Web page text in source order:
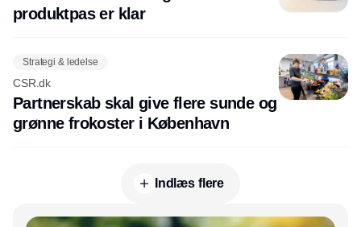
produktpas er klar
Strategi & ledelse
CSR.dk
Partnerskab skal give flere sunde og
grønne frokoster i København
Indlæs flere
Annonce